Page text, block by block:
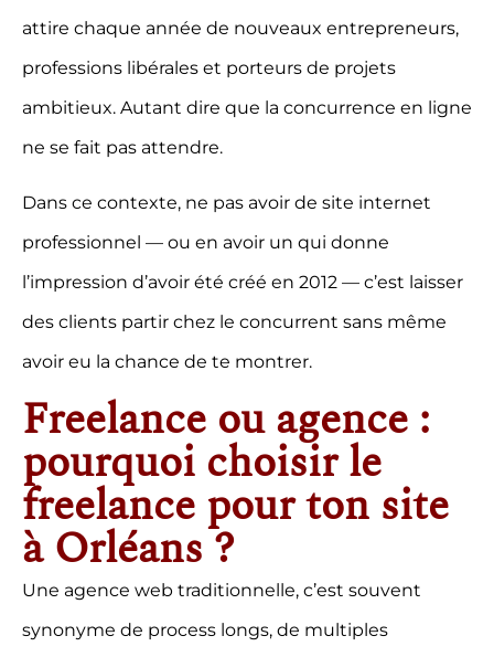
attire chaque année de nouveaux entrepreneurs,
professions libérales et porteurs de projets
ambitieux. Autant dire que la concurrence en ligne
ne se fait pas attendre.
Dans ce contexte, ne pas avoir de site internet
professionnel — ou en avoir un qui donne
l’impression d’avoir été créé en 2012 — c’est laisser
des clients partir chez le concurrent sans même
avoir eu la chance de te montrer.
Freelance ou agence :
pourquoi choisir le
freelance pour ton site
à Orléans ?
Une agence web traditionnelle, c’est souvent
synonyme de process longs, de multiples